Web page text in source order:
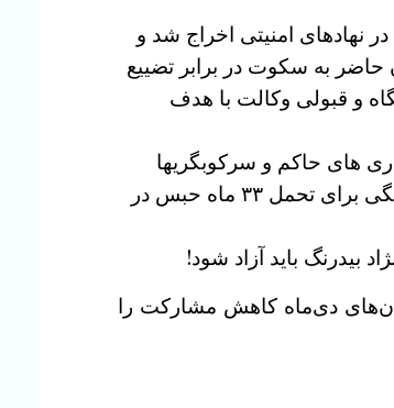
نهادهای امنیتی اخراج شد و
حاضر به سکوت در برابر تضییع
و قبولی وکالت با هدف
سال ۱۴۰۱ و از آغاز اعتراضات دیماه ۱۴۰۴، علیه رانت خواری های حاکم و سرکوبگریها
همواره کنار مردم ایستاد و بخاطر همه این مبارزاتش بازداشت و هم اکنون برای دومین بار با اتهامات دروغین و ساختگی برای تحمل ۳۳ ماه حبس در
بیدرنگ باید آزاد شود!
و جریان‌های دی‌ماه کاهش مشارکت را